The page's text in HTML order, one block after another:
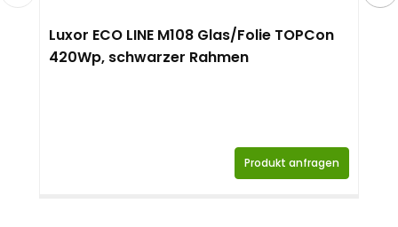
Luxor ECO LINE M108 Glas/Folie TOPCon
420Wp, schwarzer Rahmen
Produkt anfragen